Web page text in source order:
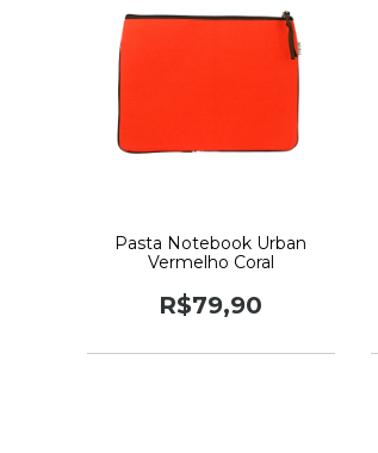
Pasta Notebook Urban
Vermelho Coral
R$79,90